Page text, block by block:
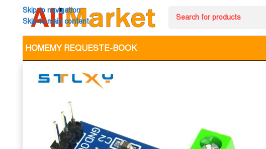
Skip to navigation
Skip to main content
HOMEMY REQUESTE-BOOK